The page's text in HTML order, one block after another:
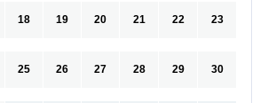
18 19 20 21 22 23
25 26 27 28 29 30